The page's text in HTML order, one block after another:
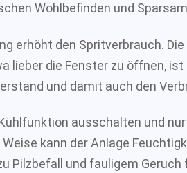
Wohlbefinden und
erhöht den Spritverbrauch. Die
lieber die Fenster zu öffnen, ist
und damit auch den
ausschalten und
kann der Anlage
Pilzbefall und fauligem Geruch